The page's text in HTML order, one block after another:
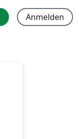
Anmelden